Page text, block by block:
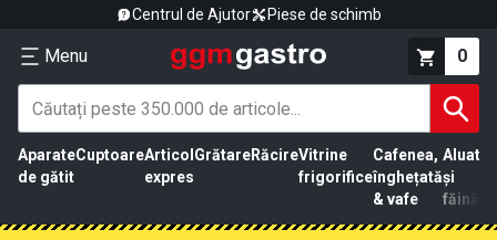
Centrul de Ajutor Piese de schimb
Menu 0
Aparate
de gătit
CuptoareArticol
expres
GrătareRăcireVitrine
frigorifice
Cafenea,
înghețată
& vafe
Aluat
și
făină